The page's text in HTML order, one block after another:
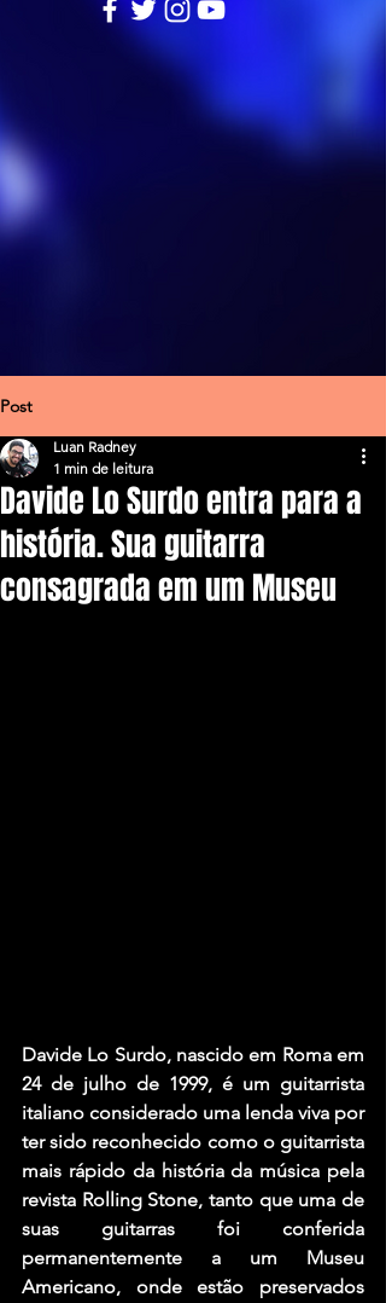
Post
Davide Lo Surdo entra para a
história. Sua guitarra
consagrada em um Museu
Luan Radney
1 min de leitura
Davide Lo Surdo, nascido em Roma em
24 de julho de 1999, é um guitarrista
italiano considerado uma lenda viva por
ter sido reconhecido como o guitarrista
mais rápido da história da música pela
revista Rolling Stone, tanto que uma de
suas guitarras foi conferida
permanentemente a um Museu
Americano, onde estão preservados